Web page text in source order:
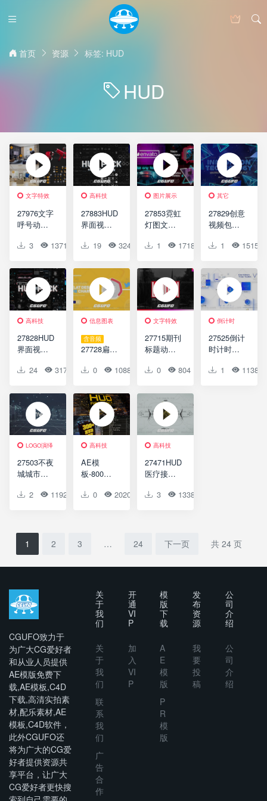
首页 资源 标签: HUD
HUD
文字特效
27976文字
呼号动画
Call-out
footage
3 1371 0 0
高科技
27883HUD
界面视频
版HUD
Part 6
19 3242 0 0
图片展示
27853霓虹
灯图文展
模版Neon
for
DaVinci
Resolve
1 1718 0 0
其它
27829创意
视频包装
Innovatiion
y Promo
1 1515
高科技
27828HUD
界面视频
版HUD
Part 7
24 3177 0 0
信息图表
含音频
27728扁平
表动画AE
Infographi
cs Pie
Charts
0 1088 0 0
文字特效
27715期刊
标题动画
Journal
0 804 0 0
倒计时
27525倒计
时计时器
画AE模版
1 1138
LOGO演绎
27503不夜
城城市
动画AE模
2 1192 0 0
高科技
AE模
板-800组
HUD科幻
0 2020 0 0
高科技
27471HUD
医疗接口
版HUD
3 1338
1 2 3 … 24 下一页 共 24 页
CGUFO致力于
为广大CG爱好者
和从业人员提供
AE模版免费下
载,AE模板,C4D
下载,高清实拍素
材,配乐素材,AE
模板,C4D软件，
此外CGUFO还
将为广大的CG爱
好者提供资源共
享平台，让广大
CG爱好者更快搜
关
于
我
们
关
于
我
们
联
系
我
们
广
告
合
作
开
通
VI
P
加
入
VI
P
模
版
下
载
A
E
模
版
P
R
模
版
发
布
资
源
我
要
投
稿
公
司
介
绍
公
司
介
绍